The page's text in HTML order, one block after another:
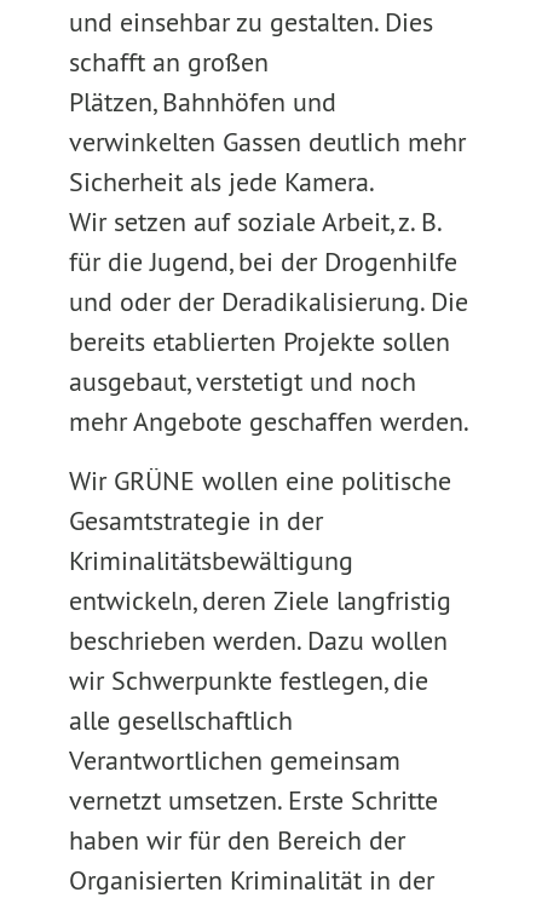
und einsehbar zu gestalten. Dies
schafft an großen
Plätzen, Bahnhöfen und
verwinkelten Gassen deutlich mehr
Sicherheit als jede Kamera.
Wir setzen auf soziale Arbeit, z. B.
für die Jugend, bei der Drogenhilfe
und oder der Deradikalisierung. Die
bereits etablierten Projekte sollen
ausgebaut, verstetigt und noch
mehr Angebote geschaffen werden.
Wir GRÜNE wollen eine politische
Gesamtstrategie in der
Kriminalitätsbewältigung
entwickeln, deren Ziele langfristig
beschrieben werden. Dazu wollen
wir Schwerpunkte festlegen, die
alle gesellschaftlich
Verantwortlichen gemeinsam
vernetzt umsetzen. Erste Schritte
haben wir für den Bereich der
Organisierten Kriminalität in der